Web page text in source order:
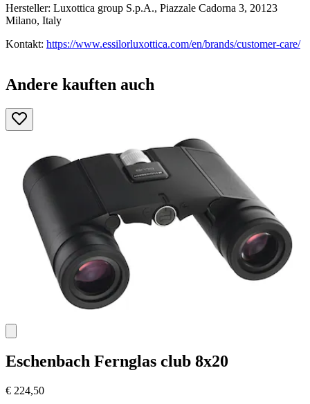
Hersteller: Luxottica group S.p.A., Piazzale Cadorna 3, 20123
Milano, Italy
Kontakt: https://www.essilorluxottica.com/en/brands/customer-care/
Andere kauften auch
Eschenbach Fernglas club 8x20
€ 224,50